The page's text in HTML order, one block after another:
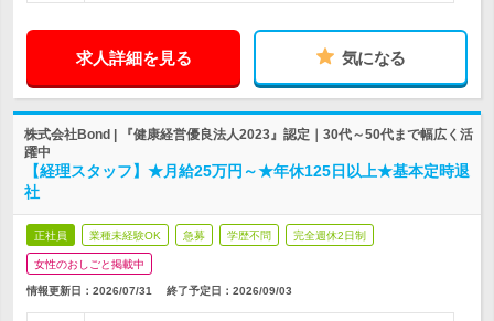
求人詳細を見る 気になる
株式会社Bond | 『健康経営優良法人2023』認定｜30代～50代まで幅広く活
躍中
【経理スタッフ】★月給25万円～★年休125日以上★基本定時退
社
正社員 業種未経験OK 急募 学歴不問 完全週休2日制
女性のおしごと掲載中
情報更新日：2026/07/31 終了予定日： 2026/09/03